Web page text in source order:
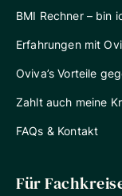
BMI Rechner – bin
Erfahrungen mit
Oviva’s Vorteile
Zahlt auch meine
FAQs & Kontakt
Für